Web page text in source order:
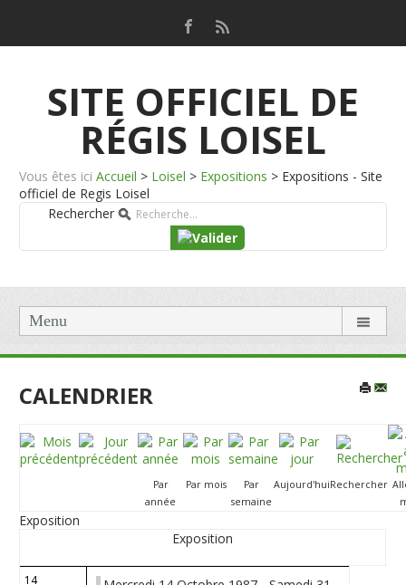
SITE OFFICIEL DE
RÉGIS LOISEL
Vous êtes ici Accueil > Loisel > Expositions > Expositions - Site
officiel de Regis Loisel
Rechercher
Menu
CALENDRIER
Par
année
Par mois
Par
semaine
Aujourd'huiRechercher
Exposition
Exposition
14